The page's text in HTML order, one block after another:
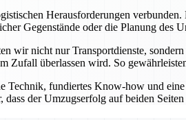
Herausforderungen
Gegenstände oder die Planung des
wir nicht nur Transportdienste,
Zufall überlassen wird. So
Technik, fundiertes Know-how und
der Umzugserfolg auf beiden